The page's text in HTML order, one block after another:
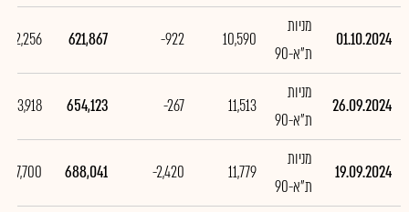
01.10.2024
מניות
ת"א-90
10,590
-922
621,867
-32,256
26.09.2024
מניות
ת"א-90
11,513
-267
654,123
-33,918
19.09.2024
מניות
ת"א-90
11,779
-2,420
688,041
-147,700